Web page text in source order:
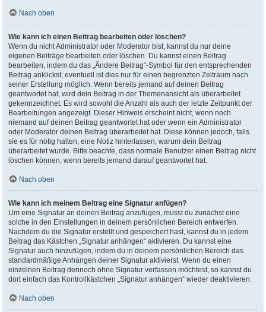
Nach oben
Wie kann ich einen Beitrag bearbeiten oder löschen?
Wenn du nicht Administrator oder Moderator bist, kannst du nur deine
eigenen Beiträge bearbeiten oder löschen. Du kannst einen Beitrag
bearbeiten, indem du das „Ändere Beitrag“-Symbol für den entsprechenden
Beitrag anklickst; eventuell ist dies nur für einen begrenzten Zeitraum nach
seiner Erstellung möglich. Wenn bereits jemand auf deinen Beitrag
geantwortet hat, wird dein Beitrag in der Themenansicht als überarbeitet
gekennzeichnet. Es wird sowohl die Anzahl als auch der letzte Zeitpunkt der
Bearbeitungen angezeigt. Dieser Hinweis erscheint nicht, wenn noch
niemand auf deinen Beitrag geantwortet hat oder wenn ein Administrator
oder Moderator deinen Beitrag überarbeitet hat. Diese können jedoch, falls
sie es für nötig halten, eine Notiz hinterlassen, warum dein Beitrag
überarbeitet wurde. Bitte beachte, dass normale Benutzer einen Beitrag nicht
löschen können, wenn bereits jemand darauf geantwortet hat.
Nach oben
Wie kann ich meinem Beitrag eine Signatur anfügen?
Um eine Signatur an deinen Beitrag anzufügen, musst du zunächst eine
solche in den Einstellungen in deinem persönlichen Bereich entwerfen.
Nachdem du die Signatur erstellt und gespeichert hast, kannst du in jedem
Beitrag das Kästchen „Signatur anhängen“ aktivieren. Du kannst eine
Signatur auch hinzufügen, indem du in deinem persönlichen Bereich das
standardmäßige Anhängen deiner Signatur aktivierst. Wenn du einen
einzelnen Beitrag dennoch ohne Signatur verfassen möchtest, so kannst du
dort einfach das Kontrollkästchen „Signatur anhängen“ wieder deaktivieren.
Nach oben